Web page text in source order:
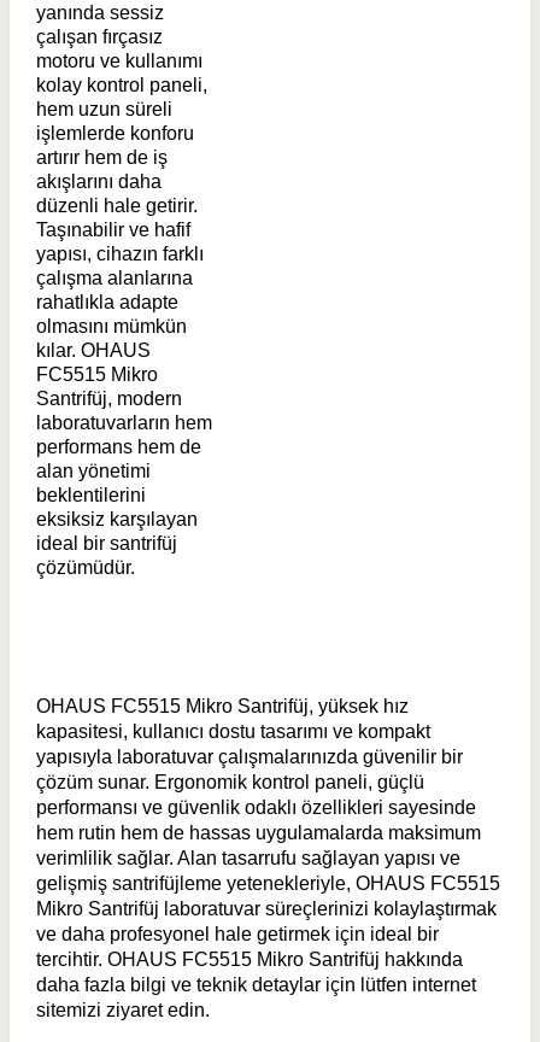
yanında sessiz
çalışan fırçasız
motoru ve kullanımı
kolay kontrol paneli,
hem uzun süreli
işlemlerde konforu
artırır hem de iş
akışlarını daha
düzenli hale getirir.
Taşınabilir ve hafif
yapısı, cihazın farklı
çalışma alanlarına
rahatlıkla adapte
olmasını mümkün
kılar. OHAUS
FC5515 Mikro
Santrifüj, modern
laboratuvarların hem
performans hem de
alan yönetimi
beklentilerini
eksiksiz karşılayan
ideal bir santrifüj
çözümüdür.
OHAUS FC5515 Mikro Santrifüj, yüksek hız
kapasitesi, kullanıcı dostu tasarımı ve kompakt
yapısıyla laboratuvar çalışmalarınızda güvenilir bir
çözüm sunar. Ergonomik kontrol paneli, güçlü
performansı ve güvenlik odaklı özellikleri sayesinde
hem rutin hem de hassas uygulamalarda maksimum
verimlilik sağlar. Alan tasarrufu sağlayan yapısı ve
gelişmiş santrifüjleme yetenekleriyle, OHAUS FC5515
Mikro Santrifüj laboratuvar süreçlerinizi kolaylaştırmak
ve daha profesyonel hale getirmek için ideal bir
tercihtir. OHAUS FC5515 Mikro Santrifüj hakkında
daha fazla bilgi ve teknik detaylar için lütfen internet
sitemizi ziyaret edin.